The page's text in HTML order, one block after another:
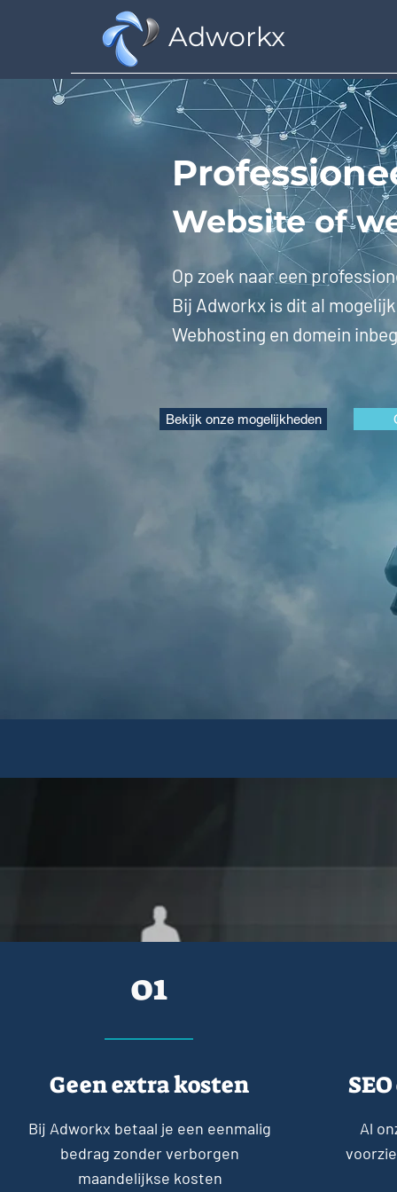
Adworkx
Website of
Op zoek naar een
Bij Adworkx is dit al
Webhosting en domein
Bekijk onze mogelijkheden
01
Geen extra kosten
Bij Adworkx betaal je een eenmalig
bedrag zonder verborgen
maandelijkse kosten
Al